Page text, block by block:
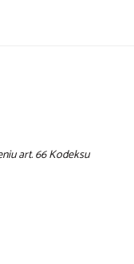
art. 66 Kodeksu